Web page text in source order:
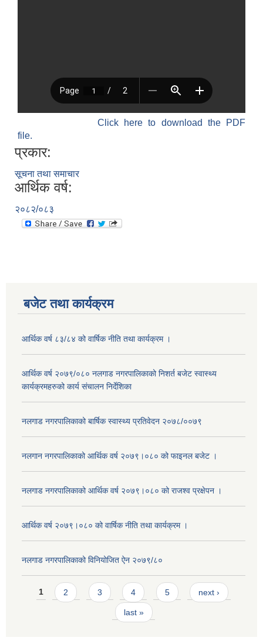
Click here to download the PDF
file.
प्रकार:
सूचना तथा समाचार
आर्थिक वर्ष:
२०८२/०८३
बजेट तथा कार्यक्रम
आर्थिक वर्ष ८३/८४ को वार्षिक नीति तथा कार्यक्रम ।
आर्थिक वर्ष २०७९/०८० नलगाड नगरपालिकाको निशर्त बजेट स्वास्थ्य
कार्यक्रमहरुको कार्य संचालन निर्देशिका
नलगाड नगरपालिकाको बार्षिक स्वास्थ्य प्रतिवेदन २०७८/००७९
नलगान नगरपालिकाको आर्थिक वर्ष २०७९।०८० को फाइनल बजेट ।
नलगाड नगरपालिकाको आर्थिक वर्ष २०७९।०८० को राजश्व प्रक्षेपन ।
आर्थिक वर्ष २०७९।०८० को वार्षिक नीति तथा कार्यक्रम ।
नलगाड नगरपालिकाको विनियोजित ऐन २०७९/८०
Pages
1 2 3 4 5 next ›
last »